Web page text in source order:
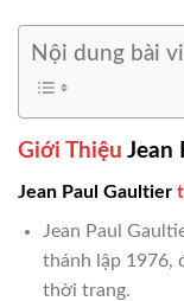
Nội dung bài
Giới Thiệu Jean
Jean Paul Gaultier
Jean Paul
thánh lập 1976,
thời trang.